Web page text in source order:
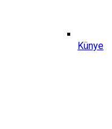
Künye